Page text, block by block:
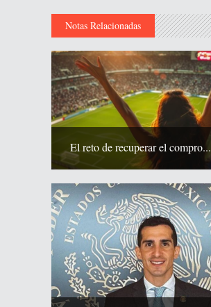
Notas Relacionadas
El reto de recuperar el compro...